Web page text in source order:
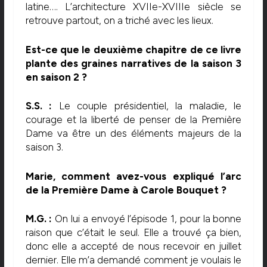
latine…. L’architecture XVIIe-XVIIIe siècle se
retrouve partout, on a triché avec les lieux.
Est-ce que le deuxième chapitre de ce livre
plante des graines narratives de la saison 3
en saison 2 ?
S.S. : Le couple présidentiel, la maladie, le
courage et la liberté de penser de la Première
Dame va être un des éléments majeurs de la
saison 3.
Marie, comment avez-vous expliqué l’arc
de la Première Dame à Carole Bouquet ?
M.G. : On lui a envoyé l’épisode 1, pour la bonne
raison que c’était le seul. Elle a trouvé ça bien,
donc elle a accepté de nous recevoir en juillet
dernier. Elle m’a demandé comment je voulais le